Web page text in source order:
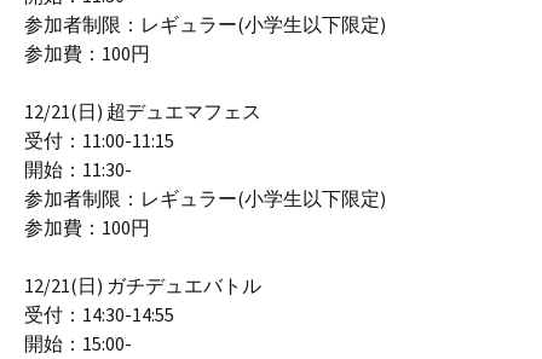
参加者制限：レギュラー(小学生以下限定)
参加費：100円
12/21(日) 超デュエマフェス
受付：11:00-11:15
開始：11:30-
参加者制限：レギュラー(小学生以下限定)
参加費：100円
12/21(日) ガチデュエバトル
受付：14:30-14:55
開始：15:00-